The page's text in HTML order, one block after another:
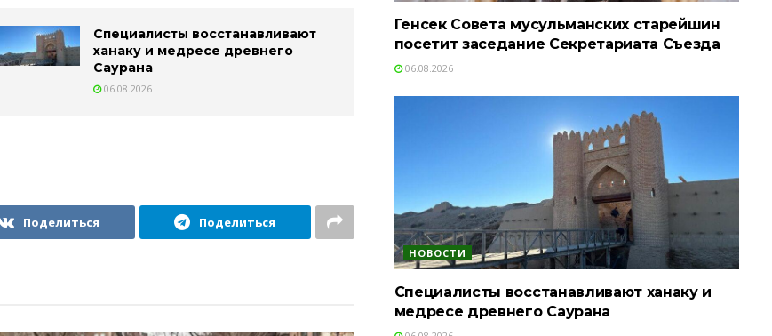
Специалисты восстанавливают
ханаку и медресе древнего
Саурана
06.08.2026
Поделиться Поделиться
Генсек Совета мусульманских старейшин
посетит заседание Секретариата Съезда
06.08.2026
НОВОСТИ
Специалисты восстанавливают ханаку и
медресе древнего Саурана